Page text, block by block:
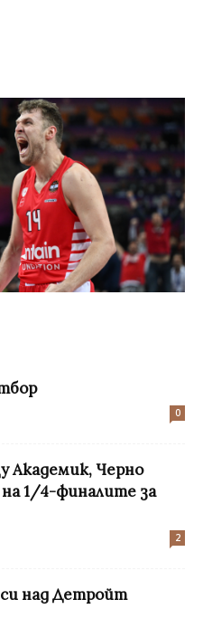
0
Академик, Черно
1/4-финалите за
2
над Детройт